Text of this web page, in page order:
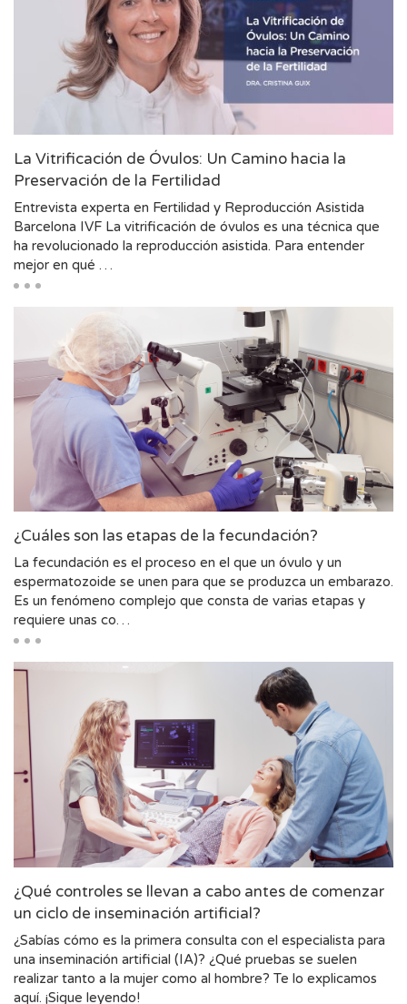
La Vitrificación de Óvulos: Un Camino hacia la
Preservación de la Fertilidad
Entrevista experta en Fertilidad y Reproducción Asistida
Barcelona IVF La vitrificación de óvulos es una técnica que
ha revolucionado la reproducción asistida. Para entender
mejor en qué …
¿Cuáles son las etapas de la fecundación?
La fecundación es el proceso en el que un óvulo y un
espermatozoide se unen para que se produzca un embarazo.
Es un fenómeno complejo que consta de varias etapas y
requiere unas co…
¿Qué controles se llevan a cabo antes de comenzar
un ciclo de inseminación artificial?
¿Sabías cómo es la primera consulta con el especialista para
una inseminación artificial (IA)? ¿Qué pruebas se suelen
realizar tanto a la mujer como al hombre? Te lo explicamos
aquí. ¡Sigue leyendo!